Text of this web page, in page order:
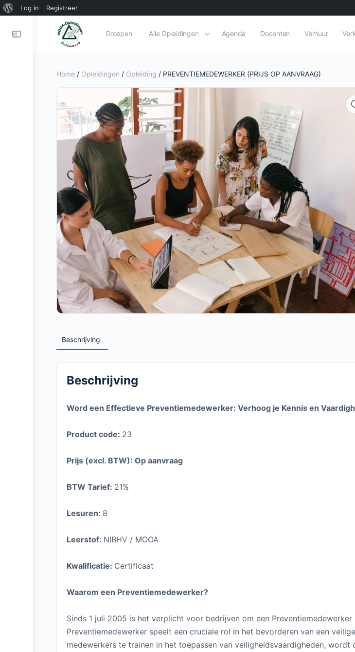
Log in Registreer
Groepen Alle Opleidingen Agenda Docenten Verhuur
Home / Opleidingen / Opleiding / PREVENTIEMEDEWERKER (PRIJS OP AANVRAAG)
Beschrijving
Beschrijving
Word een Effectieve Preventiemedewerker: Verhoog je Kennis en
Product code: 23
Prijs (excl. BTW): Op aanvraag
BTW Tarief: 21%
Lesuren: 8
Leerstof: NIBHV / MOOA
Kwalificatie: Certificaat
Waarom een Preventiemedewerker?
Sinds 1 juli 2005 is het verplicht voor bedrijven om een
Preventiemedewerker speelt een cruciale rol in het bevorderen van een
medewerkers te trainen in het toepassen van veiligheidsvaardigheden,